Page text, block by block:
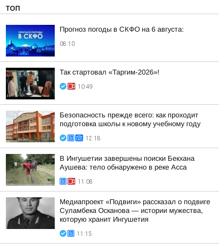
ТОП
Прогноз погоды в СКФО на 6 августа:
08:10
Так стартовал «Таргим-2026»!
10:49
Безопасность прежде всего: как проходит
подготовка школы к новому учебному году
12:18
В Ингушетии завершены поиски Бекхана
Аушева: тело обнаружено в реке Асса
11:08
Медиапроект «Подвиги» рассказал о подвиге
Суламбека Осканова — истории мужества,
которую хранит Ингушетия
11:15